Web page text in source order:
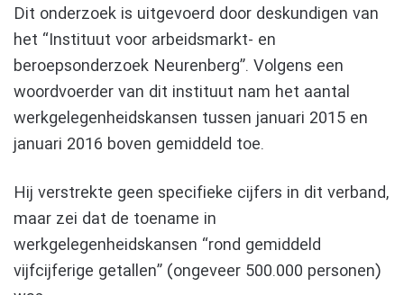
Dit onderzoek is uitgevoerd door deskundigen van
het “Instituut voor arbeidsmarkt- en
beroepsonderzoek Neurenberg”. Volgens een
woordvoerder van dit instituut nam het aantal
werkgelegenheidskansen tussen januari 2015 en
januari 2016 boven gemiddeld toe.
Hij verstrekte geen specifieke cijfers in dit verband,
maar zei dat de toename in
werkgelegenheidskansen “rond gemiddeld
vijfcijferige getallen” (ongeveer 500.000 personen)